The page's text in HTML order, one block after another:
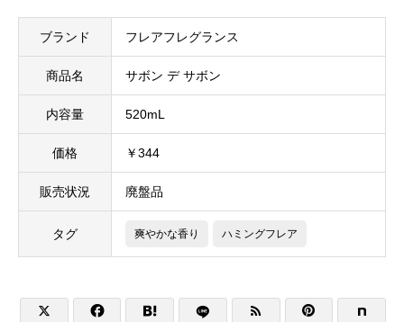
ブランド フレアフレグランス
商品名 サボン デ サボン
内容量 520mL
価格 ￥344
販売状況 廃盤品
タグ 爽やかな香り ハミングフレア
    